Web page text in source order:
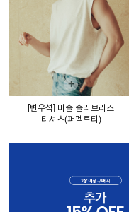
+
[변우석] 머슬 슬리브리스
티셔츠(퍼펙트티)